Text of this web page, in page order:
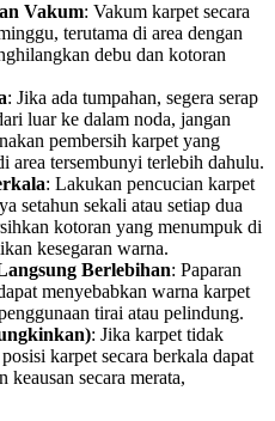
Vakum: Vakum karpet secara
terutama di area dengan
debu dan kotoran
: Jika ada tumpahan, segera serap
luar ke dalam noda, jangan
pembersih karpet yang
area tersembunyi terlebih dahulu.
: Lakukan pencucian karpet
setahun sekali atau setiap dua
kotoran yang menumpuk di
kesegaran warna.
Berlebihan: Paparan
menyebabkan warna karpet
tirai atau pelindung.
: Jika karpet tidak
karpet secara berkala dapat
keausan secara merata,